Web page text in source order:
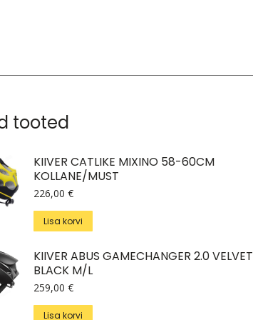
tooted
KIIVER CATLIKE MIXINO 58-60CM
KOLLANE/MUST
226,00 €
Lisa korvi
KIIVER ABUS GAMECHANGER 2.0 VELVET
BLACK M/L
259,00 €
Lisa korvi